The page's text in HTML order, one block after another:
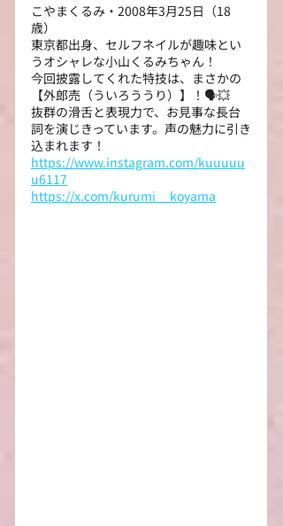
こやまくるみ・2008年3月25日（18
歳）
東京都出身、セルフネイルが趣味とい
うオシャレな小山くるみちゃん！
今回披露してくれた特技は、まさかの
【外郎売（ういろううり）】！🗣💥
抜群の滑舌と表現力で、お見事な長台
詞を演じきっています。声の魅力に引き
込まれます！
https://www.instagram.com/kuuuuu
u6117
https://x.com/kurumi__koyama